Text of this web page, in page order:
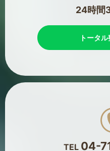
24時間
トータ
TEL 04-